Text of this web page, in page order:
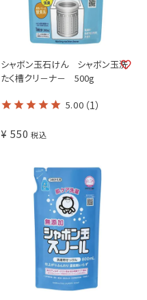
シャボン玉石けん シャボン玉洗
たく槽クリ－ナ－ 500g
5.00 （1）
¥ 550 税込